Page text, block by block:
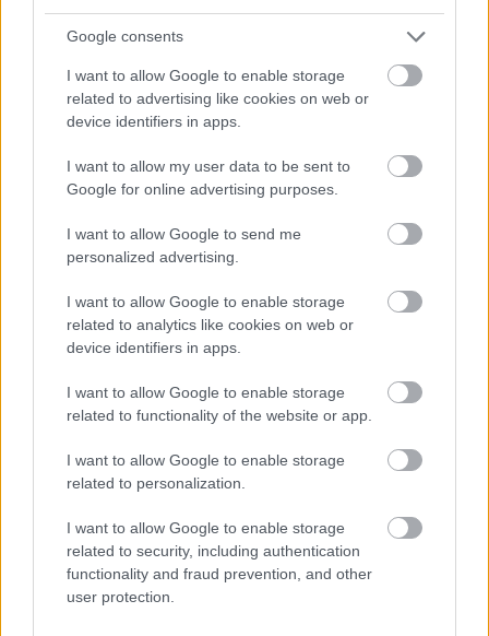
Google consents
I want to allow Google to enable storage
related to advertising like cookies on web or
device identifiers in apps.
I want to allow my user data to be sent to
Google for online advertising purposes.
I want to allow Google to send me
personalized advertising.
I want to allow Google to enable storage
related to analytics like cookies on web or
device identifiers in apps.
I want to allow Google to enable storage
related to functionality of the website or app.
I want to allow Google to enable storage
related to personalization.
I want to allow Google to enable storage
related to security, including authentication
functionality and fraud prevention, and other
user protection.
Új kutakkal biztosítják Kaposvár vízellátását
Két új víztermelő kút létesítését jelentette be Kaposvár
polgármestere a helyi vízellátás biztonságának növeléséért a
LEGOLVASOTTABB